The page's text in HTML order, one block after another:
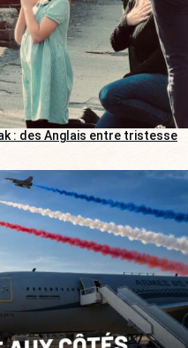
: des Anglais entre tristesse